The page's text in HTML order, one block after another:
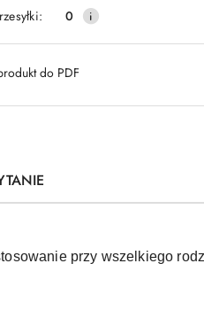
0
do PDF
przy wszelkiego